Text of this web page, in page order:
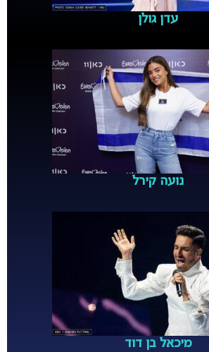
עדן גולן
נועה קירל
מיכאל בן דוד